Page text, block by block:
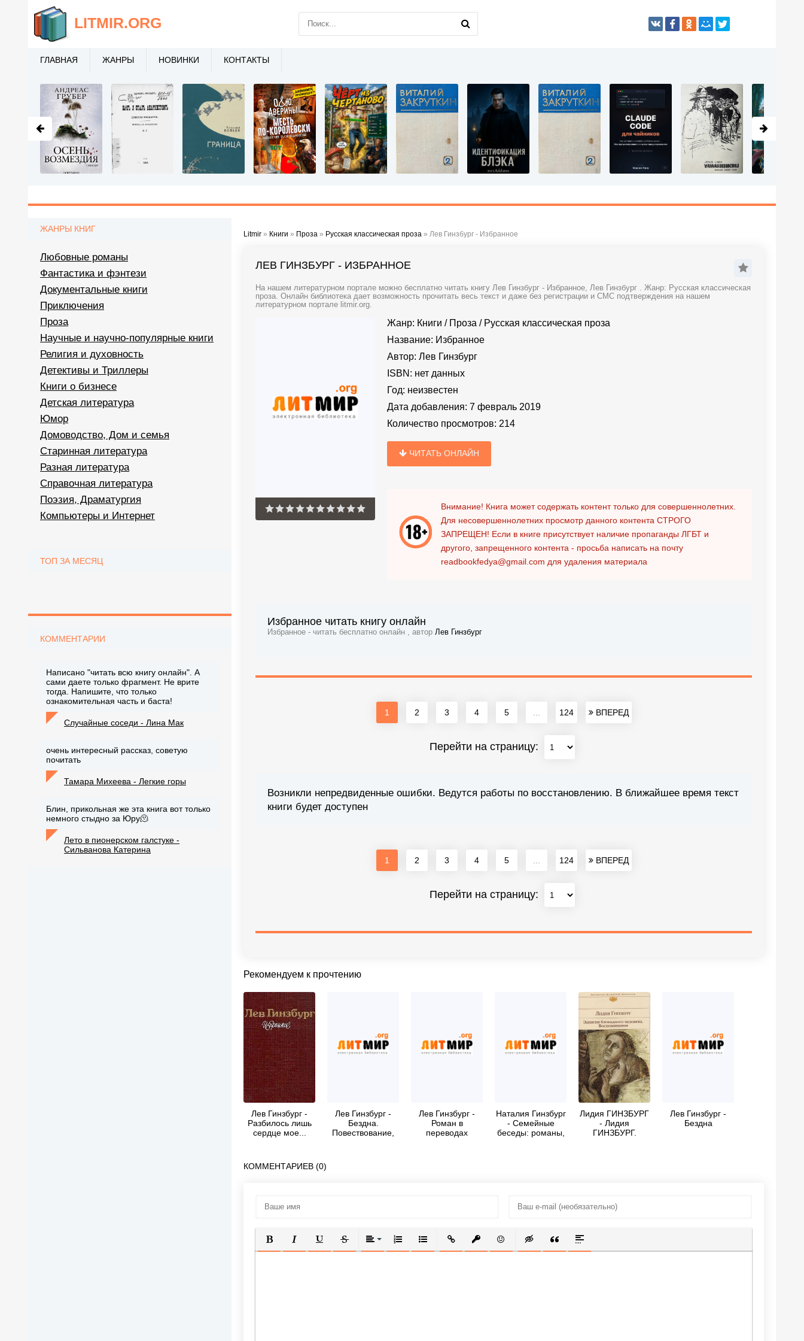
Litmir » Книги » Проза » Русская классическая проза » Лев Гинзбург - Избранное
ЛЕВ ГИНЗБУРГ - ИЗБРАННОЕ
На нашем литературном портале можно бесплатно читать книгу Лев Гинзбург - Избранное, Лев Гинзбург . Жанр: Русская классическая
проза. Онлайн библиотека дает возможность прочитать весь текст и даже без регистрации и СМС подтверждения на нашем
литературном портале litmir.org.
Жанр: Книги / Проза / Русская классическая проза
Название: Избранное
Автор: Лев Гинзбург
ISBN: нет данных
Год: неизвестен
Дата добавления: 7 февраль 2019
Количество просмотров: 214
ЧИТАТЬ ОНЛАЙН
Внимание! Книга может содержать контент только для совершеннолетних.
Для несовершеннолетних просмотр данного контента СТРОГО
ЗАПРЕЩЕН! Если в книге присутствует наличие пропаганды ЛГБТ и
другого, запрещенного контента - просьба написать на почту
readbookfedya@gmail.com для удаления материала
Избранное читать книгу онлайн
Избранное - читать бесплатно онлайн , автор Лев Гинзбург
1 2 3 4 5 124 ВПЕРЕД
Перейти на страницу:
Возникли непредвиденные ошибки. Ведутся работы по восстановлению. В ближайшее время текст
книги будет доступен
1 2 3 4 5 124 ВПЕРЕД
Перейти на страницу:
Рекомендуем к прочтению
Лев Гинзбург -
Разбилось лишь
сердце мое...
Лев Гинзбург -
Бездна.
Повествование,
Лев Гинзбург -
Роман в
переводах
Наталия Гинзбург
- Семейные
беседы: романы,
Лидия ГИНЗБУРГ
- Лидия
ГИНЗБУРГ.
Лев Гинзбург -
Бездна
КОММЕНТАРИЕВ (0)
ПОЛУЖИРНЫЙ
КУРСИВПОДЧЕРКНУТЫЙ
ЗАЧЕРКНУТЫЙВЫРАВНИВАНИЕ
НУМЕРОВАННЫЙ СПИСОК
МАРКИРОВАННЫЙ СПИСОК
ВСТАВИТЬ ССЫЛКУ
ВСТАВИТЬ ЗАЩИЩЕННУЮ ССЫЛКУ
ВСТАВИТЬ СМАЙЛИК
ВСТАВКА СКРЫТОГО ТЕКСТА
ВСТАВКА ЦИТАТЫ
ВСТАВКА СПОЙЛЕРА
ЖАНРЫ КНИГ
Любовные романы
Фантастика и фэнтези
Документальные книги
Приключения
Проза
Научные и научно-популярные книги
Религия и духовность
Детективы и Триллеры
Книги о бизнесе
Детская литература
Юмор
Домоводство, Дом и семья
Старинная литература
Разная литература
Справочная литература
Поэзия, Драматургия
Компьютеры и Интернет
ТОП ЗА МЕСЯЦ
КОММЕНТАРИИ
Написано "читать всю книгу онлайн". А
сами даете только фрагмент. Не врите
тогда. Напишите, что только
ознакомительная часть и баста!
Случайные соседи - Лина Мак
очень интересный рассказ, советую
почитать
Тамара Михеева - Легкие горы
Блин, прикольная же эта книга вот только
немного стыдно за Юру🫠
Лето в пионерском галстуке -
Сильванова Катерина
LITMIR.ORG
ГЛАВНАЯ ЖАНРЫ НОВИНКИ КОНТАКТЫ